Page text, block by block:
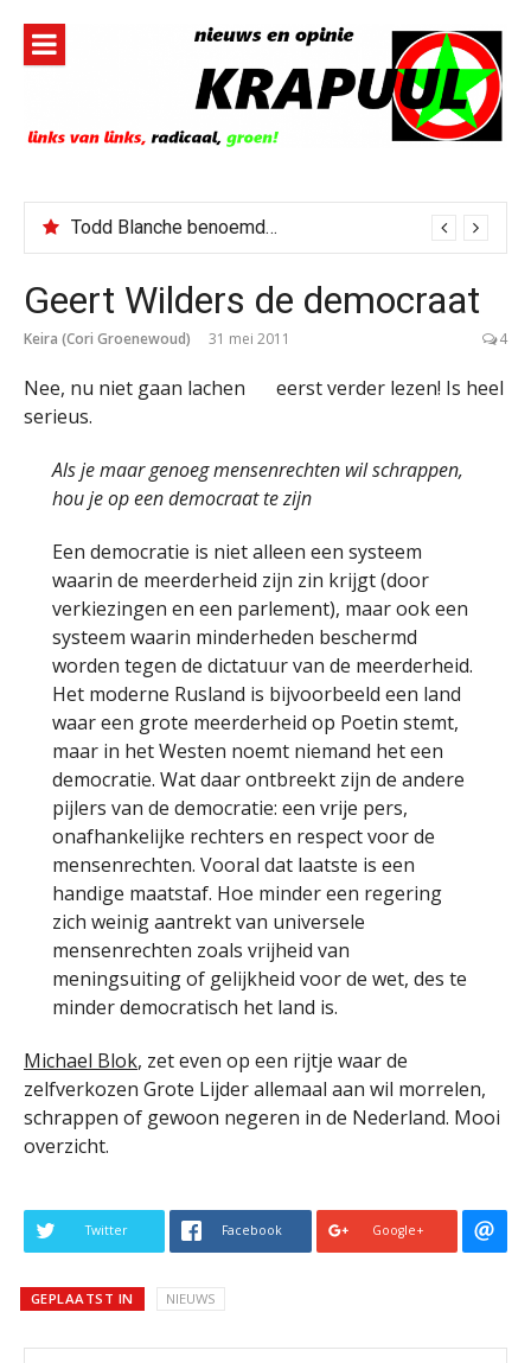
inhoud
Todd Blanche benoemd tot Attorney General
Geert Wilders de democraat
Keira (Cori Groenewoud) 31 mei 2011 4
Nee, nu niet gaan lachen
eerst verder lezen! Is heel
serieus.
Als je maar genoeg mensenrechten wil schrappen,
hou je op een democraat te zijn
Een democratie is niet alleen een systeem
waarin de meerderheid zijn zin krijgt (door
verkiezingen en een parlement), maar ook een
systeem waarin minderheden beschermd
worden tegen de dictatuur van de meerderheid.
Het moderne Rusland is bijvoorbeeld een land
waar een grote meerderheid op Poetin stemt,
maar in het Westen noemt niemand het een
democratie. Wat daar ontbreekt zijn de andere
pijlers van de democratie: een vrije pers,
onafhankelijke rechters en respect voor de
mensenrechten. Vooral dat laatste is een
handige maatstaf. Hoe minder een regering
zich weinig aantrekt van universele
mensenrechten zoals vrijheid van
meningsuiting of gelijkheid voor de wet, des te
minder democratisch het land is.
Michael Blok, zet even op een rijtje waar de
zelfverkozen Grote Lijder allemaal aan wil morrelen,
schrappen of gewoon negeren in de Nederland. Mooi
overzicht.
Twitter Facebook Google+
GEPLAATST IN NIEUWS